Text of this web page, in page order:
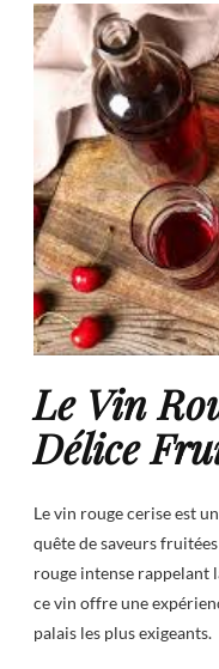
Le Vin
Délice
Le vin rouge cerise est
quête de saveurs
rouge intense rappelant
ce vin offre une
palais les plus exigeants.